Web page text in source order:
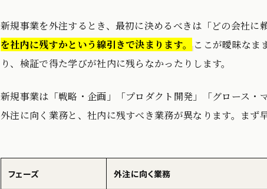
新規事業を外注するとき、最初に決めるべきは「どの会社に
を社内に残すかという線引きで決まります。ここが曖昧なま
り、検証で得た学びが社内に残らなかったりします。
新規事業は「戦略・企画」「プロダクト開発」「グロース・
外注に向く業務と、社内に残すべき業務が異なります。まず
フェーズ 外注に向く業務